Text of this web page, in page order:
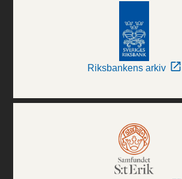
Riksbankens arkiv